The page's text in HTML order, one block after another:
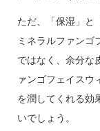
ただ、「保湿」と
ミネラルファンゴ
ではなく、余分な
ァンゴフェイスウ
を潤してくれる効
いでしょう。